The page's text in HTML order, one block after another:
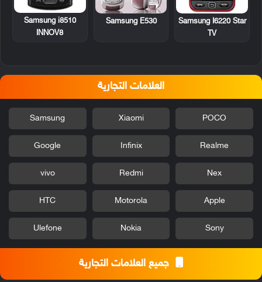
Samsung I6220 Star
TV
Samsung E530
Samsung i8510
INNOV8
العلامات التجارية
POCO
Xiaomi
Samsung
Realme
Infinix
Google
Nex
Redmi
vivo
Apple
Motorola
HTC
Sony
Nokia
Ulefone
جميع العلامات التجارية